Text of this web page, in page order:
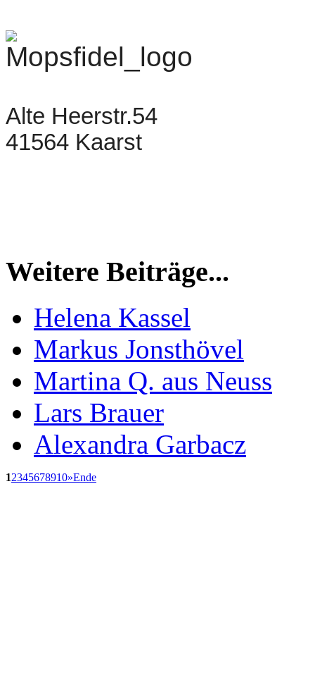
Alte Heerstr.54
41564 Kaarst
Weitere Beiträge...
Helena Kassel
Markus Jonsthövel
Martina Q. aus Neuss
Lars Brauer
Alexandra Garbacz
12345678910»Ende